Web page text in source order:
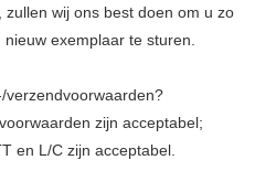
wij ons best doen om u zo
exemplaar te sturen.
verzendvoorwaarden?
zijn acceptabel;
en L/C zijn acceptabel.